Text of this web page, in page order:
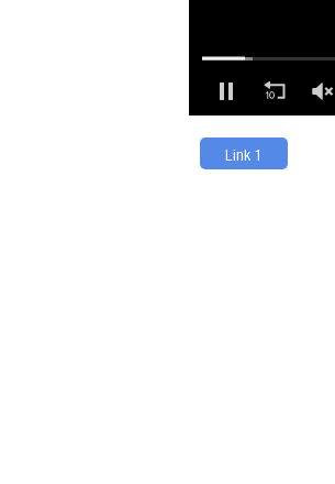
Link 1